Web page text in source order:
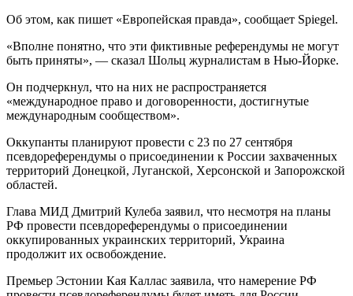
Об этом, как пишет «Европейская правда», сообщает Spiegel.
«Вполне понятно, что эти фиктивные референдумы не могут
быть приняты», — сказал Шольц журналистам в Нью-Йорке.
Он подчеркнул, что на них не распространяется
«международное право и договоренности, достигнутые
международным сообществом».
Оккупанты планируют провести с 23 по 27 сентября
псевдореферендумы о присоединении к России захваченных
территорий Донецкой, Луганской, Херсонской и Запорожской
областей.
Глава МИД Дмитрий Кулеба заявил, что несмотря на планы
РФ провести псевдореферендумы о присоединении
оккупированных украинских территорий, Украина
продолжит их освобождение.
Премьер Эстонии Кая Каллас заявила, что намерение РФ